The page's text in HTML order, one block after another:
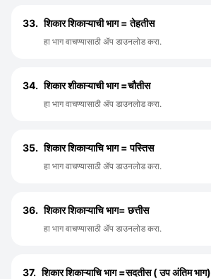
33. शिकार शिकाऱ्याची भाग = तेहतीस
हा भाग वाचण्यासाठी ॲप डाउनलोड करा.
34. शिकार शीकाऱ्याची भाग =चौतीस
हा भाग वाचण्यासाठी ॲप डाउनलोड करा.
35. शिकार शिकाऱ्याचि भाग = पस्तिस
हा भाग वाचण्यासाठी ॲप डाउनलोड करा.
36. शिकार शिकाऱ्याचि भाग= छत्तीस
हा भाग वाचण्यासाठी ॲप डाउनलोड करा.
37. शिकार शिकाऱ्याचि भाग =सदतीस ( उप अंतिम भाग)